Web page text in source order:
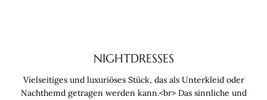
NIGHTDRESSES
Vielseitiges und luxuriöses Stück, das als Unterkleid oder
Nachthemd getragen werden kann.<br> Das sinnliche und